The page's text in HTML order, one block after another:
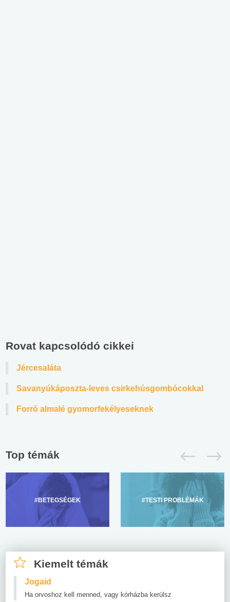
Rovat kapcsolódó cikkei
Jércesaláta
Savanyúkáposzta-leves csirkehúsgombócokkal
Forró almalé gyomorfekélyeseknek
Top témák
#BETEGSÉGEK #TESTI PROBLÉMÁK
Kiemelt témák
Jogaid
Ha orvoshoz kell menned, vagy kórházba kerülsz